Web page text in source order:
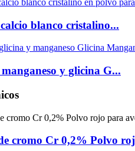
blanco cristalino...
y glicina G...
cromo Cr 0,2% Polvo